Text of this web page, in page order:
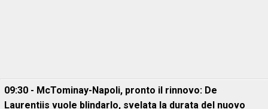
09:30 - McTominay-Napoli, pronto il rinnovo: De
Laurentiis vuole blindarlo, svelata la durata del nuovo